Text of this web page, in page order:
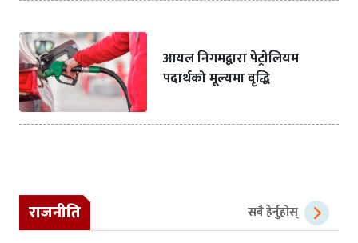
आयल निगमद्वारा पेट्रोलियम
पदार्थको मूल्यमा वृद्धि
राजनीति सबै हेर्नुहोस्